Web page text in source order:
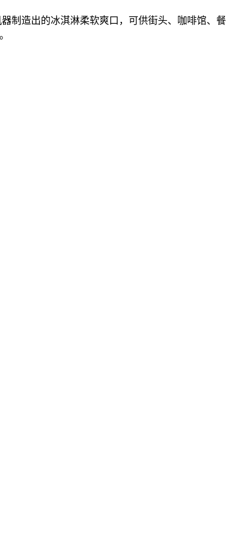
制造出的冰淇淋柔软爽口，可供街头、咖啡馆、餐